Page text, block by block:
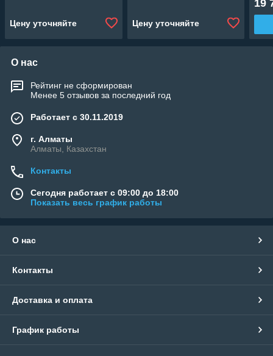
Цену уточняйте Цену уточняйте
19
О нас
Рейтинг не сформирован
Менее 5 отзывов за последний год
Работает с 30.11.2019
г. Алматы
Алматы, Казахстан
Контакты
Сегодня работает с 09:00 до 18:00
Показать весь график работы
О нас
Контакты
Доставка и оплата
График работы